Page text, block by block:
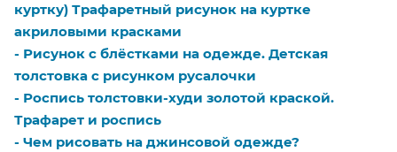
куртку) Трафаретный рисунок на куртке
акриловыми красками
- Рисунок с блёстками на одежде. Детская
толстовка с рисунком русалочки
- Роспись толстовки-худи золотой краской.
Трафарет и роспись
- Чем рисовать на джинсовой одежде?